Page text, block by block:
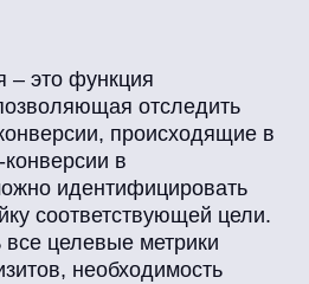
это функция
отследить
происходящие в
в
идентифицировать
соответствующей цели.
все целевые метрики
необходимость